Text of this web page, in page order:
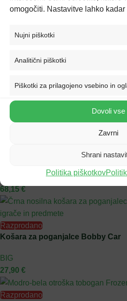
omogočiti. Nastavitve lahko
Nujni piškotki
Analitični piškotki
Piškotki za prilagojeno vsebino in
Dovoli vse
Zavrni
Shrani
Politika piškotkov
Komplet za igranje golfa s
Woopie Toys
Woopie Toys
Koš za košarko za otroke
68,15 €
Razprodano
Košara za poganjalce Bobby Car
BIG
27,90 €
Razprodano